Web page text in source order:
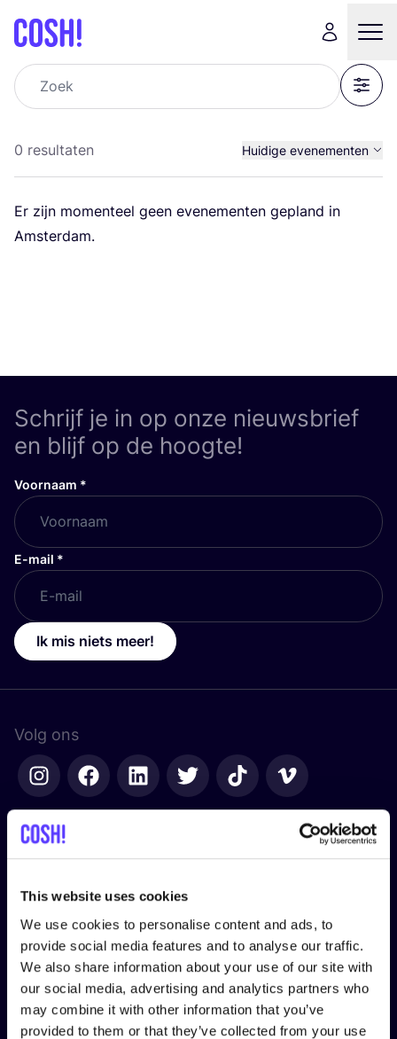
This website uses cookies
We use cookies to personalise content and ads, to
provide social media features and to analyse our traffic.
We also share information about your use of our site with
our social media, advertising and analytics partners who
may combine it with other information that you’ve
provided to them or that they’ve collected from your use
Zoek
Filter
0 resultaten Huidige evenementen
Alle evenementen
Er zijn momen­teel geen eve­ne­men­ten gepland in
Amsterdam.
Schrijf je in op onze nieuwsbrief
en blijf op de hoogte!
Voornaam *
E-mail *
Ik mis niets meer!
Volg ons
LEGAL
Cookie Policy
Algemene Voorwaarden Gebruikers
Algemene Voorwaarden Consultancy
Algemene voorwaarden COSH! voor Retailers